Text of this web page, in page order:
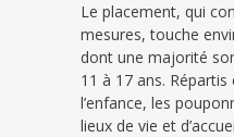
Le placement, qui
mesures, touche
dont une majorité
11 à 17 ans.
l’enfance, les
lieux de vie et